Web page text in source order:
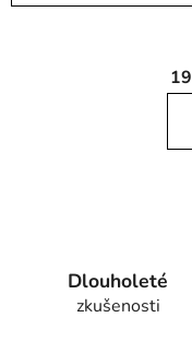
19
Dlouholeté
zkušenosti